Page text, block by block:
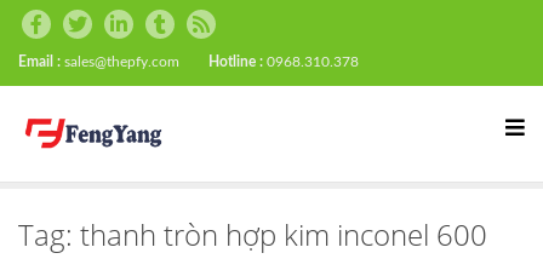
Email : sales@thepfy.com Hotline : 0968.310.378
Tag: thanh tròn hợp kim inconel 600